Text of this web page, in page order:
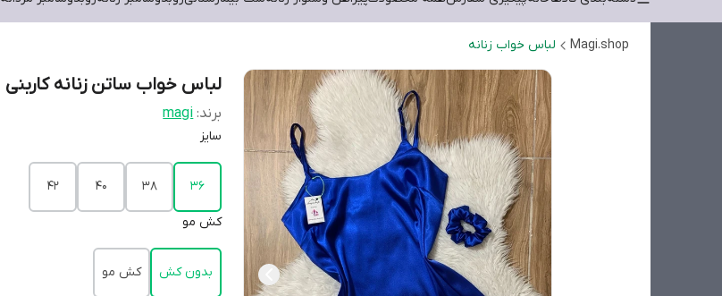
Magi.shop لباس خواب زنانه
لباس خواب ساتن زنانه کاربنی
برند: magi
سایز
۳۶ ۳۸ ۴۰ ۴۲
کش مو
بدون کش کش مو